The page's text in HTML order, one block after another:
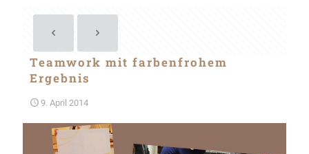
Teamwork mit farbenfrohem
Ergebnis
9. April 2014